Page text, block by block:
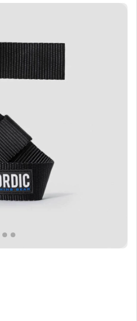
Lifting Straps Nylon, black